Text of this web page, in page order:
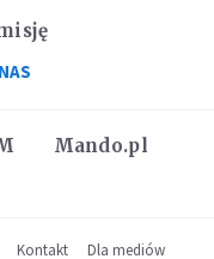
Mando.pl
Kontakt Dla mediów